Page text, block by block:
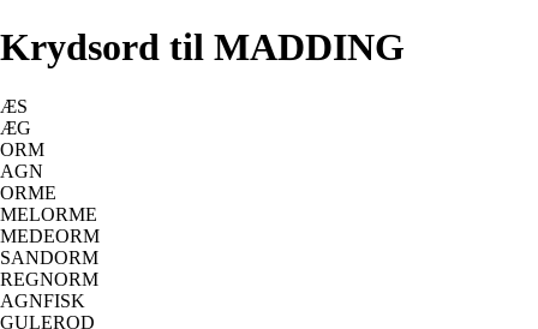
Krydsord til MADDING
ÆS
ÆG
ORM
AGN
ORME
MELORME
MEDEORM
SANDORM
REGNORM
AGNFISK
GULEROD